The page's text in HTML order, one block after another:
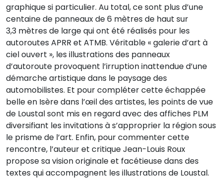
graphique si particulier. Au total, ce sont plus d’une
centaine de panneaux de 6 mètres de haut sur
3,3 mètres de large qui ont été réalisés pour les
autoroutes APRR et ATMB. Véritable « galerie d’art à
ciel ouvert », les illustrations des panneaux
d’autoroute provoquent l’irruption inattendue d’une
démarche artistique dans le paysage des
automobilistes. Et pour compléter cette échappée
belle en Isère dans l’œil des artistes, les points de vue
de Loustal sont mis en regard avec des affiches PLM
diversifiant les invitations à s’approprier la région sous
le prisme de l’art. Enfin, pour commenter cette
rencontre, l’auteur et critique Jean-Louis Roux
propose sa vision originale et facétieuse dans des
textes qui accompagnent les illustrations de Loustal.